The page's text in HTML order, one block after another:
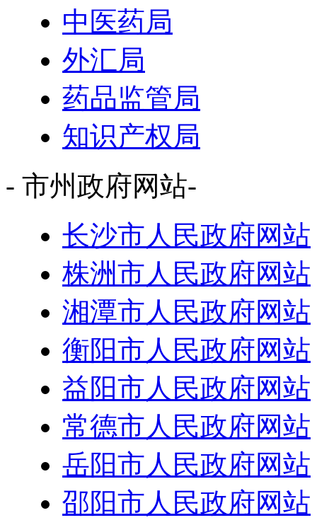
中医药局
外汇局
药品监管局
知识产权局
- 市州政府网站-
长沙市人民政府网站
株洲市人民政府网站
湘潭市人民政府网站
衡阳市人民政府网站
益阳市人民政府网站
常德市人民政府网站
岳阳市人民政府网站
邵阳市人民政府网站